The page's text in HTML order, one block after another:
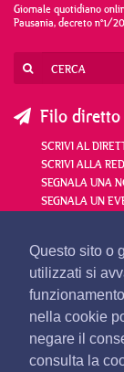
Questo sito o
utilizzati si
nella cookie
negare il
consulta la
Giornale quotidiano
Pausania, decreto n°1/
Filo
SCRIVI AL
SCRIVI ALLA
SEGNALA UNA
SEGNALA UN